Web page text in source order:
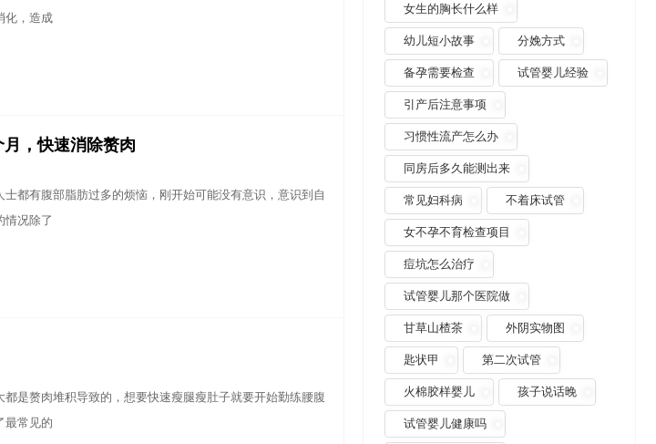
化，造成
，快速消除赘肉
都有腹部脂肪过多的烦恼，刚开始可能没有意识，意识到自
情况除了
是赘肉堆积导致的，想要快速瘦腿瘦肚子就要开始勤练腰腹
最常见的
女生的胸长什么样
幼儿短小故事 分娩方式
备孕需要检查 试管婴儿经验
引产后注意事项
习惯性流产怎么办
同房后多久能测出来
常见妇科病 不着床试管
女不孕不育检查项目
痘坑怎么治疗
试管婴儿那个医院做
甘草山楂茶 外阴实物图
匙状甲 第二次试管
火棉胶样婴儿 孩子说话晚
试管婴儿健康吗